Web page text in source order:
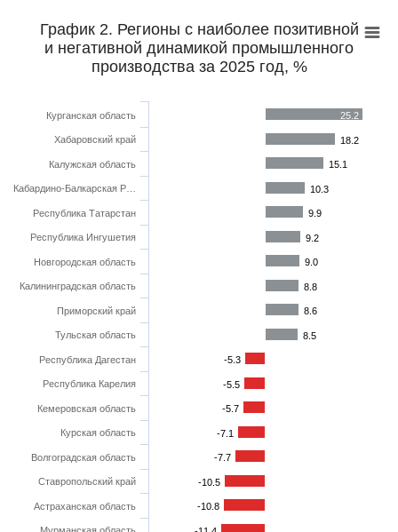
График 2. Регионы с наиболее позитивной
и негативной динамикой промышленного
производства за 2025 год, %
25.2
18.2
15.1
10.3
9.9
9.2
9.0
8.8
8.6
8.5
-5.3
-5.5
-5.7
-7.1
-7.7
-10.5
-10.8
Курганская область
Хабаровский край
Калужская область
Кабардино-Балкарская Р…
Республика Татарстан
Республика Ингушетия
Новгородская область
Калининградская область
Приморский край
Тульская область
Республика Дагестан
Республика Карелия
Кемеровская область
Курская область
Волгоградская область
Ставропольский край
Астраханская область